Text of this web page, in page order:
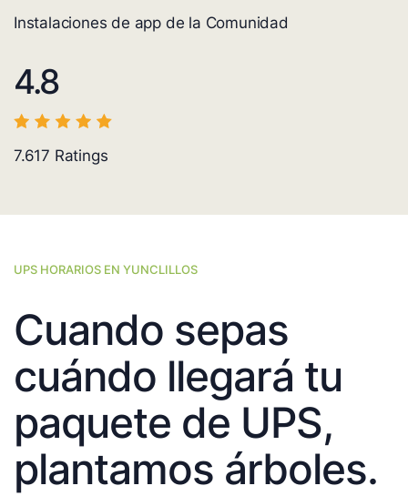
Instalaciones de app de la Comunidad
4.8
7.617 Ratings
UPS HORARIOS EN YUNCLILLOS
Cuando sepas
cuándo llegará tu
paquete de UPS,
plantamos árboles.